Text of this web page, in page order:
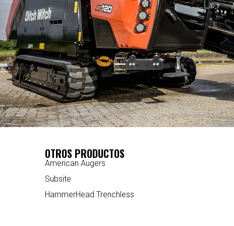
OTROS PRODUCTOS
American Augers
Subsite
HammerHead Trenchless